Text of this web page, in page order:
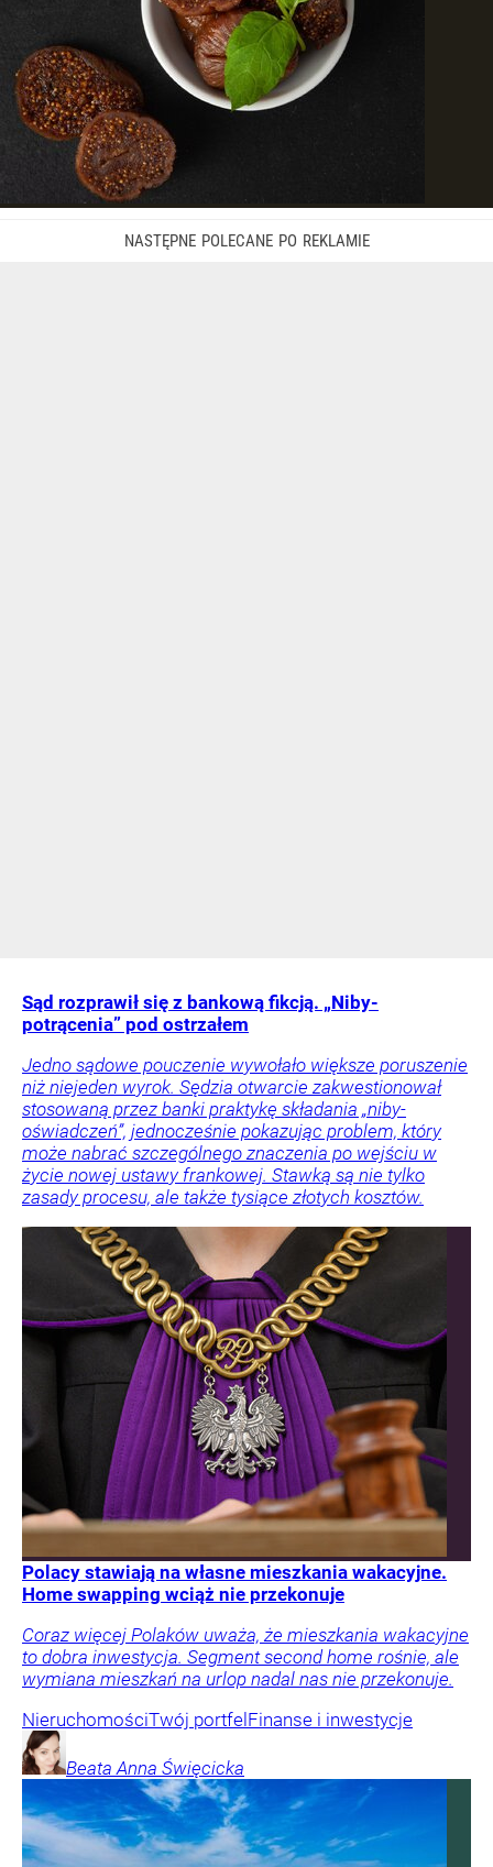
Sąd rozprawił się z bankową fikcją. „Niby-
potrącenia” pod ostrzałem
Jedno sądowe pouczenie wywołało większe poruszenie
niż niejeden wyrok. Sędzia otwarcie zakwestionował
stosowaną przez banki praktykę składania „niby-
oświadczeń”, jednocześnie pokazując problem, który
może nabrać szczególnego znaczenia po wejściu w
życie nowej ustawy frankowej. Stawką są nie tylko
zasady procesu, ale także tysiące złotych kosztów.
Polacy stawiają na własne mieszkania wakacyjne.
Home swapping wciąż nie przekonuje
Coraz więcej Polaków uważa, że mieszkania wakacyjne
to dobra inwestycja. Segment second home rośnie, ale
wymiana mieszkań na urlop nadal nas nie przekonuje.
NieruchomościTwój portfelFinanse i inwestycje
Beata Anna Święcicka